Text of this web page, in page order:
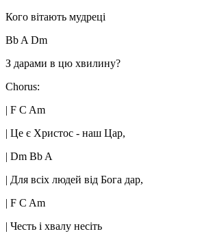
Кого вітають мудреці
Bb A Dm
З дарами в цю хвилину?
Chorus:
| F C Am
| Це є Христос - наш Цар,
| Dm Bb A
| Для всіх людей від Бога дар,
| F C Am
| Честь і хвалу несіть